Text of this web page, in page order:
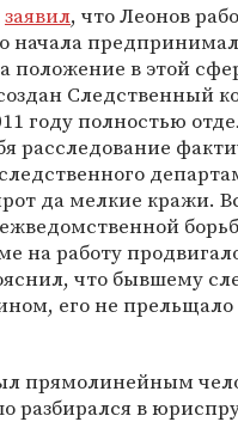
заявил, что Леонов
начала
положение в этой
Следственный
году полностью
расследование
да мелкие кражи.
на работу
что бывшему
его не
прямолинейным
разбирался в